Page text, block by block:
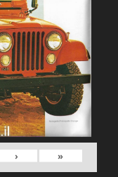
«
‹